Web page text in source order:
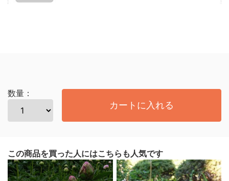
数量：
カートに入れる
この商品を買った人にはこちらも人気です